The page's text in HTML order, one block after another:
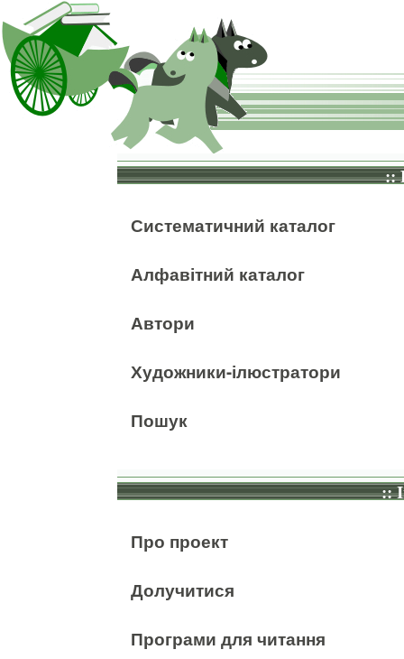
::
Систематичний каталог
Алфавітний каталог
Автори
Художники-ілюстратори
Пошук
::
Про проект
Долучитися
Програми для читання